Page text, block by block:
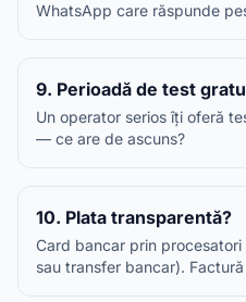
WhatsApp care răspunde
9. Perioadă de test
Un operator serios îți oferă
— ce are de ascuns?
10. Plata transparentă?
Card bancar prin
sau transfer bancar).